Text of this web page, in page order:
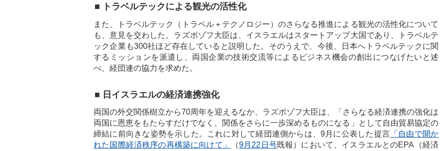
■ トラベルテックによる観光の活性化
また、トラベルテック（トラベル＋テクノロジー）のさらなる推進による観光の活性化について
も、意見を交わした。ラズボゾフ大臣は、イスラエルはスタートアップ大国であり、トラベルテ
ック企業も300社ほど存在していると説明した。そのうえで、今後、日本へトラベルテックに関
するミッションを派遣し、両国企業の技術交流等によるビジネス機会の創出につなげたいと述
べ、経団連の協力を求めた。
■ 日イスラエルの経済連携強化
両国の外交関係樹立から70周年を迎えるなか、ラズボゾフ大臣は、「さらなる経済連携の強化は
両国に恩恵をもたらすだけでなく、関係をさらに一歩深めるものになる」として自由貿易協定の
締結に前向きな姿勢を示した。これに対して経団連側からは、9月に公表した提言「自由で開か
れた国際経済秩序の再構築に向けて」
（9月22日号既報）において、イスラエルとのEPA（経済